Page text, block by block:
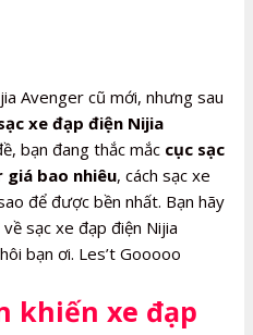
Avenger cũ mới, nhưng sau
xe đạp điện Nijia
bạn đang thắc mắc cục sạc
giá bao nhiêu, cách sạc xe
để được bền nhất. Bạn hãy
sạc xe đạp điện Nijia
bạn ơi. Les’t Gooooo
khiến xe đạp